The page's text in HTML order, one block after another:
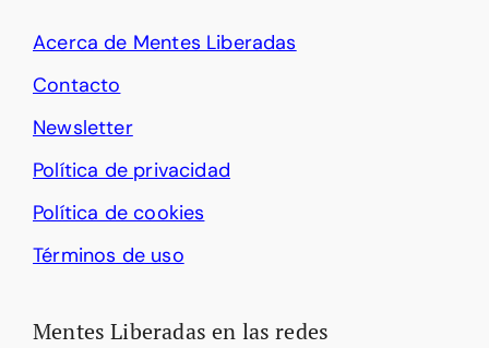
Acerca de Mentes Liberadas
Contacto
Newsletter
Política de privacidad
Política de cookies
Términos de uso
Mentes Liberadas en las redes